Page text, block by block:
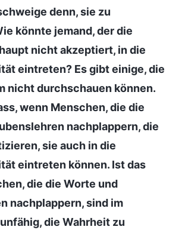
denn, sie zu
könnte jemand, der die
nicht akzeptiert, in die
eintreten? Es gibt einige, die
nicht durchschauen können.
wenn Menschen, die die
nachplappern, die
sie auch in die
eintreten können. Ist das
die die Worte und
nachplappern, sind im
die Wahrheit zu